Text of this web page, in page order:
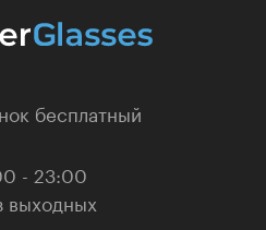
бесплатный
- 23:00
выходных